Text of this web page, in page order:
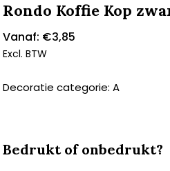
Rondo Koffie Kop
Vanaf: €3,85
Excl. BTW
Decoratie categorie: A
Bedrukt of onbedrukt?